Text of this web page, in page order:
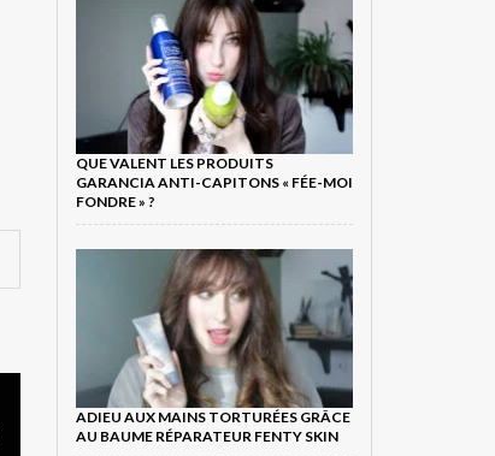
QUE VALENT LES PRODUITS
GARANCIA ANTI-CAPITONS « FÉE-MOI
FONDRE » ?
ADIEU AUX MAINS TORTURÉES GRÂCE
AU BAUME RÉPARATEUR FENTY SKIN